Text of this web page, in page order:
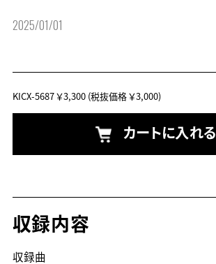
2025/01/01
KICX-5687￥3,300(税抜価格 ￥3,000)
カートに入れる
収録内容
収録曲